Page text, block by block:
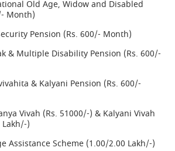
Old Age, Widow and Disabled
Month)
Pension (Rs. 600/- Month)
& Multiple Disability Pension (Rs. 600/-
& Kalyani Pension (Rs. 600/-
Vivah (Rs. 51000/-) & Kalyani Vivah
Lakh/-)
Assistance Scheme (1.00/2.00 Lakh/-)